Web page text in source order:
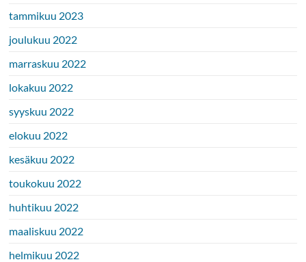
tammikuu 2023
joulukuu 2022
marraskuu 2022
lokakuu 2022
syyskuu 2022
elokuu 2022
kesäkuu 2022
toukokuu 2022
huhtikuu 2022
maaliskuu 2022
helmikuu 2022